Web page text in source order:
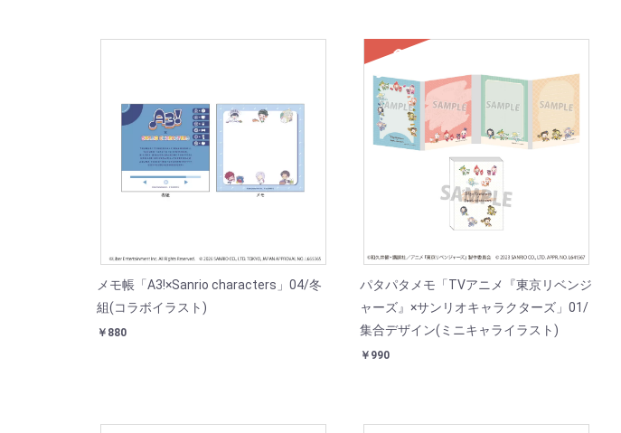
メモ帳「A3!×Sanrio characters」04/冬
組(コラボイラスト)
￥880
SOLD
パタパタメモ「TVアニメ『東京リベンジ
ャーズ』×サンリオキャラクターズ」01/
集合デザイン(ミニキャライラスト)
￥990